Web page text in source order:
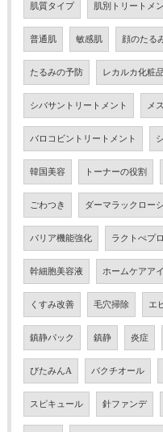
肌質タイプ 肌別トリートメ
普通肌 敏感肌 顔のたる
たるみの予防 レカルカ化粧
シバサントリートメント メ
バロコビントリートメント
韓国美容 トーナーの役割
ごわつき ダーマラックロー
バリア機能強化 ラクトぺプ
幹細胞美容液 ホームケアア
くすみ改善 毛穴掃除 エ
鎮静パック 鎮静 炎症
びたみんA バクチオール
スピキュール 針ファンデ